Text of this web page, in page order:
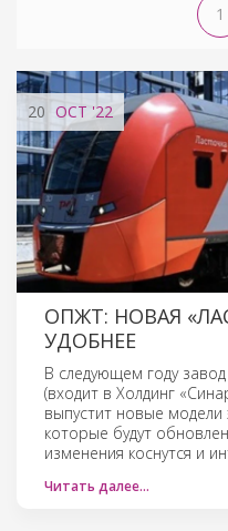
1
20 OCT '22
ОПЖТ: НОВАЯ
УДОБНЕЕ
В следующем году
(входит в Холдинг
выпустит новые модели
которые будут
изменения коснутся и
Читать далее…